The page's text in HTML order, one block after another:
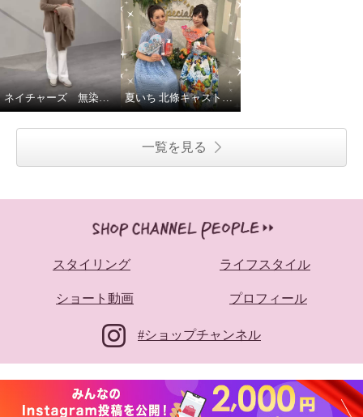
ネイチャーズ 無染色カシミヤケーブル使いコーディガン 夏いち 北條キャストいちおし！パーリーデュー
一覧を見る
スタイリング ライフスタイル
ショート動画 プロフィール
#ショップチャンネル